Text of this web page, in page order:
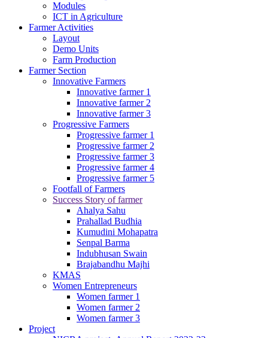
Modules
ICT in Agriculture
Farmer Activities
Layout
Demo Units
Farm Production
Farmer Section
Innovative Farmers
Innovative farmer 1
Innovative farmer 2
Innovative farmer 3
Progressive Farmers
Progressive farmer 1
Progressive farmer 2
Progressive farmer 3
Progressive farmer 4
Progressive farmer 5
Footfall of Farmers
Success Story of farmer
Ahalya Sahu
Prahallad Budhia
Kumudini Mohapatra
Senpal Barma
Indubhusan Swain
Brajabandhu Majhi
KMAS
Women Entrepreneurs
Women farmer 1
Women farmer 2
Women farmer 3
Project